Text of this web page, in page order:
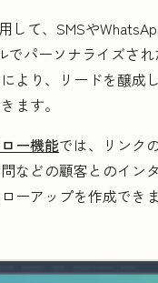
して、SMSや
でパーソナライズさ
より、リードを醸成
ます。
ー機能では、リンク
などの顧客とのイン
ーアップを作成でき